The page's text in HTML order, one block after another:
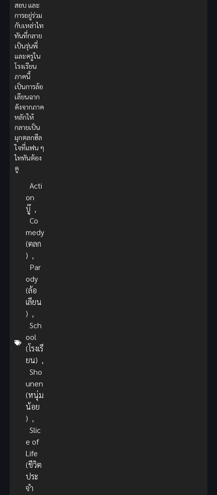
สอบ และ
การอยู่ร่วม
กับเหล่าไท
ทันที่กลาย
เป็นรุ่นพี่
และครูใน
โรงเรียน
ภาคนี้
เป็นการล้อ
เลียนฉาก
ดังจากภาค
หลักให้
กลายเป็น
มุกตลกฮีล
ใจที่แฟน ๆ
ไททันต้อง
ดู
Acti
on
บู๊ ,
Co
medy
(ตลก
) ,
Par
ody
(ล้อ
เลียน
) ,
Sch
ool
(โรงเรี
ยน) ,
Sho
unen
(หนุ่ม
น้อย
) ,
Slic
e of
Life
(ชีวิต
ประ
จำ